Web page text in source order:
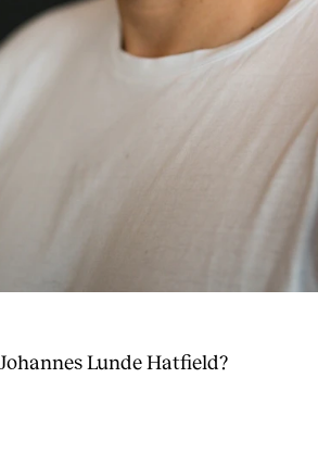
Lunde Hatfield?